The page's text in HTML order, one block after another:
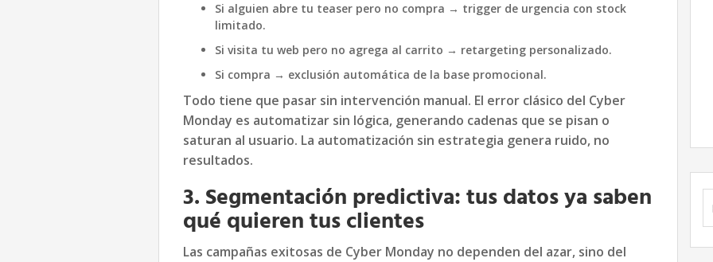
Si alguien abre tu teaser pero no compra → trigger de urgencia con stock
limitado.
Si visita tu web pero no agrega al carrito → retargeting personalizado.
Si compra → exclusión automática de la base promocional.
Todo tiene que pasar sin intervención manual. El error clásico del Cyber
Monday es automatizar sin lógica, generando cadenas que se pisan o
saturan al usuario. La automatización sin estrategia genera ruido, no
resultados.
3. Segmentación predictiva: tus datos ya saben
qué quieren tus clientes
Las campañas exitosas de Cyber Monday no dependen del azar, sino del